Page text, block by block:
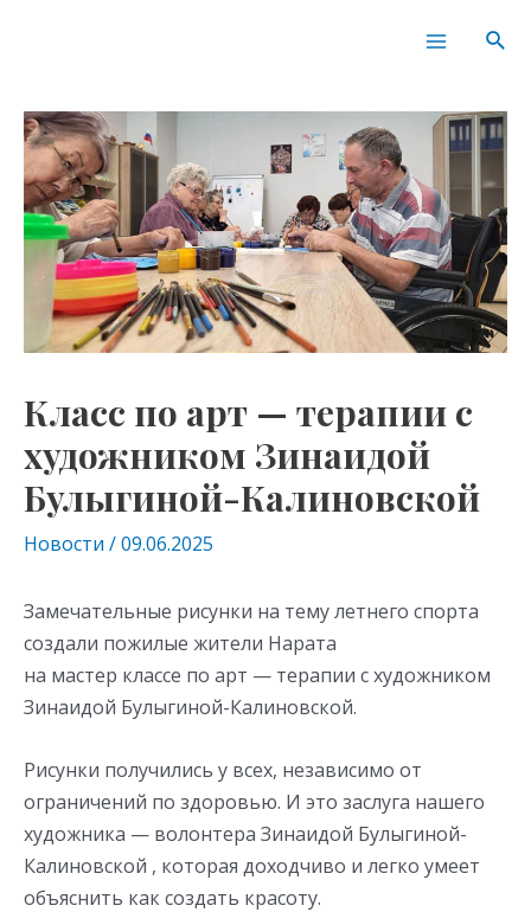
Main
Класс по арт — терапии с
художником Зинаидой
Булыгиной-Калиновской
Новости /09.06.2025
Замечательные рисунки на тему летнего спорта
создали пожилые жители Нарата
на мастер классе по арт — терапии с художником
Зинаидой Булыгиной-Калиновской.
Рисунки получились у всех, независимо от
ограничений по здоровью. И это заслуга нашего
художника — волонтера Зинаидой Булыгиной-
Калиновской , которая доходчиво и легко умеет
объяснить как создать красоту.